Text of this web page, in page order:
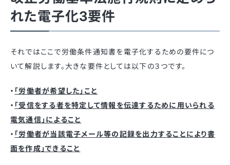
れた電子化3要件
それではここで労働条件通知書を電子化するための要件につ
いて解説します。大きな要件としては以下の３つです。
・ 「労働者が希望した」こと
・ 「受信をする者を特定して情報を伝達するために用いられる
電気通信」によること
・ 「労働者が当該電子メール等の記録を出力することにより書
面を作成」できること